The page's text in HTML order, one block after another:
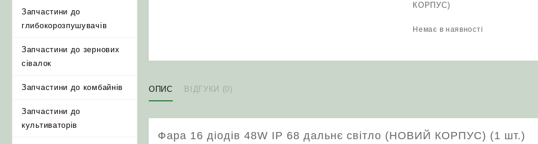
Запчастини до
глибокорозпушувачів
Запчастини до зернових
сівалок
Запчастини до комбайнів
Запчастини до
культиваторів
КОРПУС)
Немає в наявності
ОПИС ВІДГУКИ (0)
Фара 16 діодів 48W IP 68 дальнє світло (НОВИЙ КОРПУС) (1 шт.)